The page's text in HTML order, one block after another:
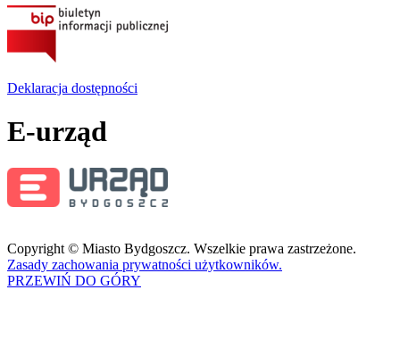
Deklaracja dostępności
E-urząd
Copyright © Miasto Bydgoszcz. Wszelkie prawa zastrzeżone.
Zasady zachowania prywatności użytkowników.
PRZEWIŃ DO GÓRY